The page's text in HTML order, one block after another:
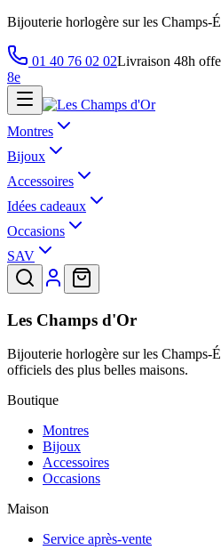
Bijouterie horlogère sur les Champs-
01 40 76 02 02Livraison 48h
8e
Montres
Bijoux
Accessoires
Idées cadeaux
Occasions
SAV
Les Champs d'Or
Bijouterie horlogère sur les Champs-
officiels des plus belles maisons.
Boutique
Montres
Bijoux
Accessoires
Occasions
Maison
Service après-vente